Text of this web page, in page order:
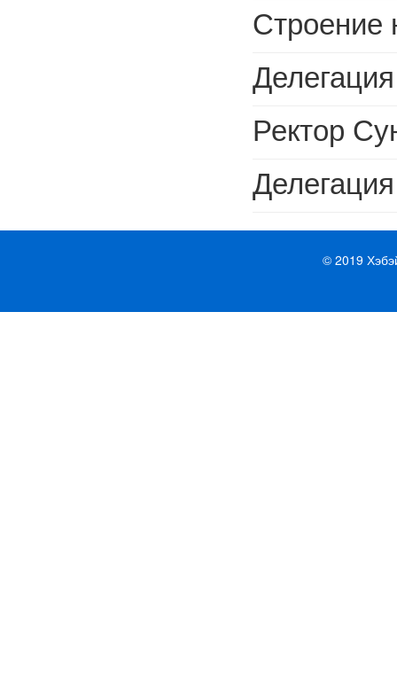
Строение нового моста между Китаем и
Делегация Высшой школы подготовки кадров
Ректор Сунь Цзяньчжун
Делегация Центрального
© 2019